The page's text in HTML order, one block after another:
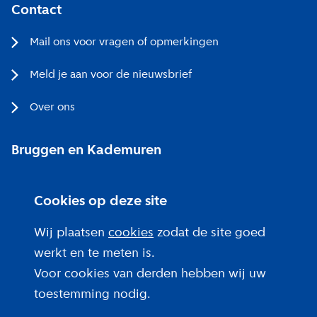
Cookies op deze site
Wij plaatsen cookies zodat de site goed
werkt en te meten is.
Voor cookies van derden hebben wij uw
toestemming nodig.
Contact
Mail ons voor vragen of opmerkingen
Meld je aan voor de nieuwsbrief
Over ons
Bruggen en Kademuren